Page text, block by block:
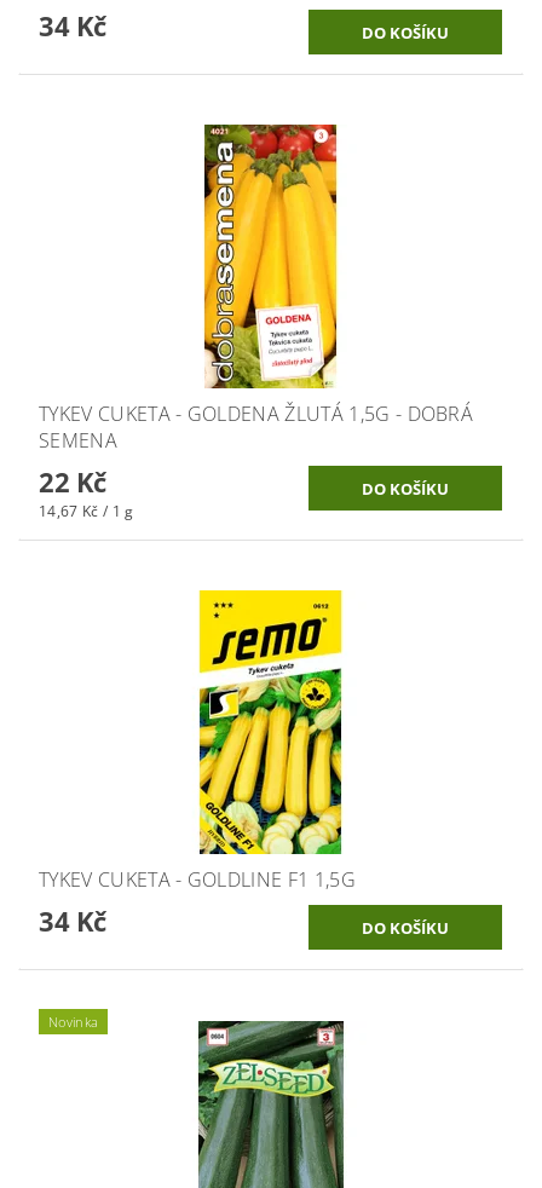
34 Kč
TYKEV CUKETA - GOLDENA ŽLUTÁ 1,5G - DOBRÁ
SEMENA
22 Kč
14,67 Kč / 1 g
TYKEV CUKETA - GOLDLINE F1 1,5G
34 Kč
Novinka